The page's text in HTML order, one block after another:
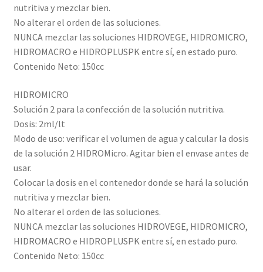
nutritiva y mezclar bien.
No alterar el orden de las soluciones.
NUNCA mezclar las soluciones HIDROVEGE, HIDROMICRO,
HIDROMACRO e HIDROPLUSPK entre sí, en estado puro.
Contenido Neto: 150cc
HIDROMICRO
Solución 2 para la confección de la solución nutritiva.
Dosis: 2ml/lt
Modo de uso: verificar el volumen de agua y calcular la dosis
de la solución 2 HIDROMicro. Agitar bien el envase antes de
usar.
Colocar la dosis en el contenedor donde se hará la solución
nutritiva y mezclar bien.
No alterar el orden de las soluciones.
NUNCA mezclar las soluciones HIDROVEGE, HIDROMICRO,
HIDROMACRO e HIDROPLUSPK entre sí, en estado puro.
Contenido Neto: 150cc